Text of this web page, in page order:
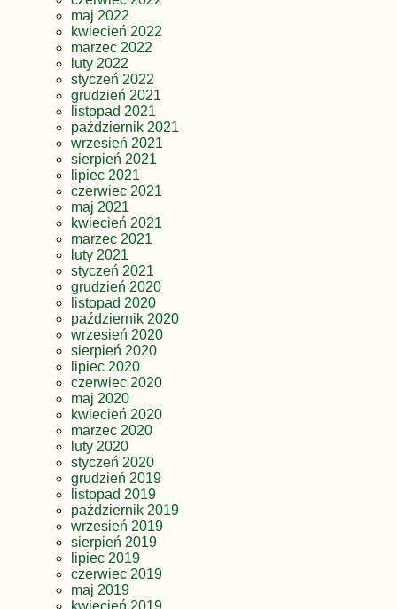
maj 2022
kwiecień 2022
marzec 2022
luty 2022
styczeń 2022
grudzień 2021
listopad 2021
październik 2021
wrzesień 2021
sierpień 2021
lipiec 2021
czerwiec 2021
maj 2021
kwiecień 2021
marzec 2021
luty 2021
styczeń 2021
grudzień 2020
listopad 2020
październik 2020
wrzesień 2020
sierpień 2020
lipiec 2020
czerwiec 2020
maj 2020
kwiecień 2020
marzec 2020
luty 2020
styczeń 2020
grudzień 2019
listopad 2019
październik 2019
wrzesień 2019
sierpień 2019
lipiec 2019
czerwiec 2019
maj 2019